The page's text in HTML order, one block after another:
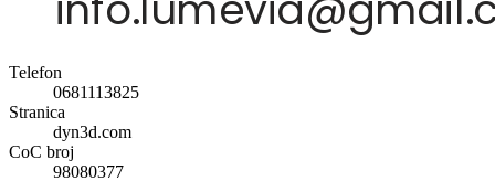
Telefon
0681113825
Stranica
dyn3d.com
CoC broj
98080377